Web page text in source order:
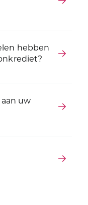
hebben
uw